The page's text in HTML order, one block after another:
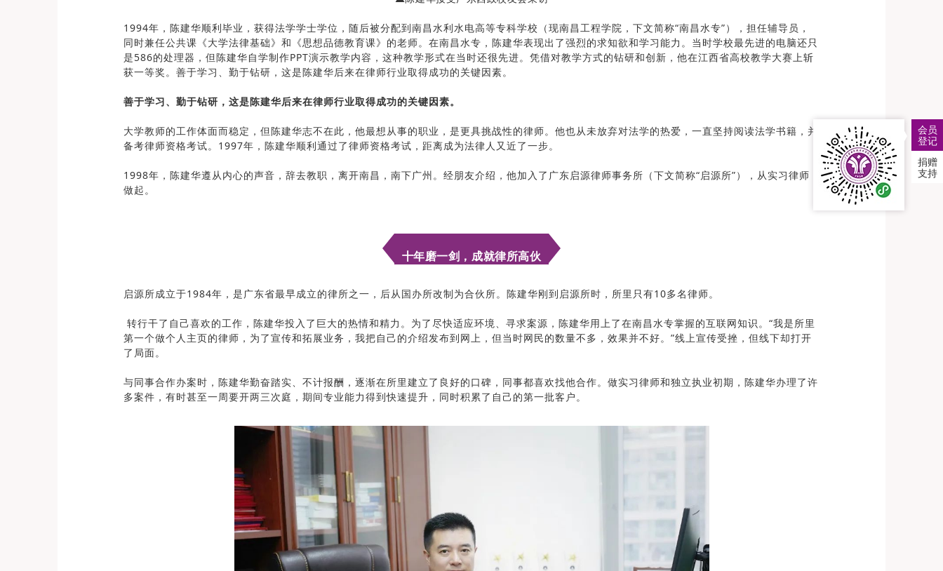
1994年，陈建华顺利毕业，获得法学学士学位，随后被分配到南昌水利水电高等专科学校（现南昌工程学院，下文简称“南昌水专”），担任辅导员，
同时兼任公共课《大学法律基础》和《思想品德教育课》的老师。在南昌水专，陈建华表现出了强烈的求知欲和学习能力。当时学校最先进的电脑还只
是586的处理器，但陈建华自学制作PPT演示教学内容，这种教学形式在当时还很先进。凭借对教学方式的钻研和创新，他在江西省高校教学大赛上斩
获一等奖。善于学习、勤于钻研，这是陈建华后来在律师行业取得成功的关键因素。
善于学习、勤于钻研，这是陈建华后来在律师行业取得成功的关键因素。
大学教师的工作体面而稳定，但陈建华志不在此，他最想从事的职业，是更具挑战性的律师。他也从未放弃对法学的热爱，一直坚持阅读法学书籍，并
备考律师资格考试。1997年，陈建华顺利通过了律师资格考试，距离成为法律人又近了一步。
1998年，陈建华遵从内心的声音，辞去教职，离开南昌，南下广州。经朋友介绍，他加入了广东启源律师事务所（下文简称“启源所”），从实习律师
做起。
十年磨一剑，成就律所高伙
启源所成立于1984年，是广东省最早成立的律所之一，后从国办所改制为合伙所。陈建华刚到启源所时，所里只有10多名律师。
转行干了自己喜欢的工作，陈建华投入了巨大的热情和精力。为了尽快适应环境、寻求案源，陈建华用上了在南昌水专掌握的互联网知识。“我是所里
第一个做个人主页的律师，为了宣传和拓展业务，我把自己的介绍发布到网上，但当时网民的数量不多，效果并不好。”线上宣传受挫，但线下却打开
了局面。
与同事合作办案时，陈建华勤奋踏实、不计报酬，逐渐在所里建立了良好的口碑，同事都喜欢找他合作。做实习律师和独立执业初期，陈建华办理了许
多案件，有时甚至一周要开两三次庭，期间专业能力得到快速提升，同时积累了自己的第一批客户。
会员
登记
捐赠
支持